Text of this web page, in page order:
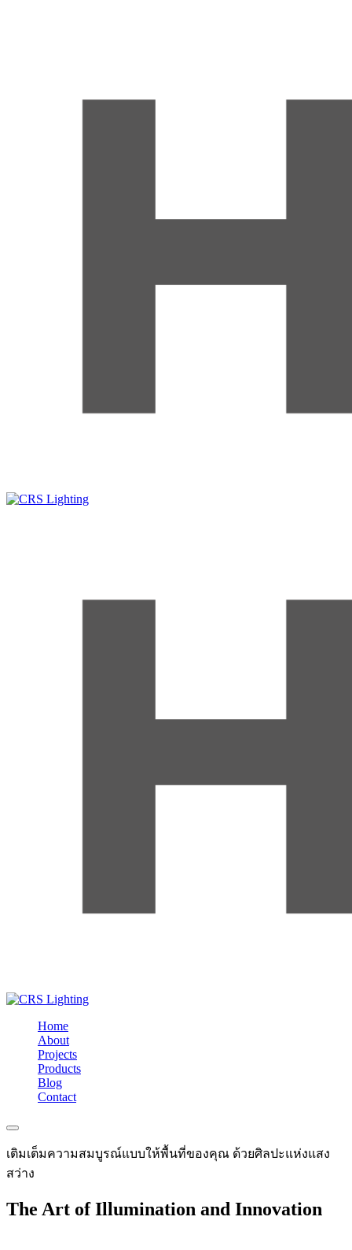
Home
About
Projects
Products
Blog
Contact
เติมเต็มความสมบูรณ์แบบให้พื้นที่ของคุณ ด้วยศิลปะแห่งแสง
สว่าง
The Art of Illumination and Innovation